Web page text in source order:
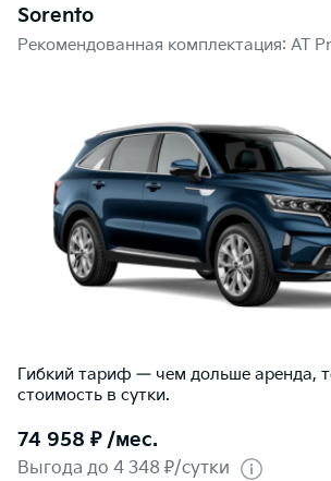
Sorento
Рекомендованная комплектация: AT
Гибкий тариф — чем дольше аренда,
стоимость в сутки.
74 958 ₽ /мес.
Выгода до 4 348 ₽/сутки